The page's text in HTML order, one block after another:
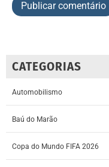
CATEGORIAS
Automobilismo
Baú do Marão
Copa do Mundo FIFA 2026